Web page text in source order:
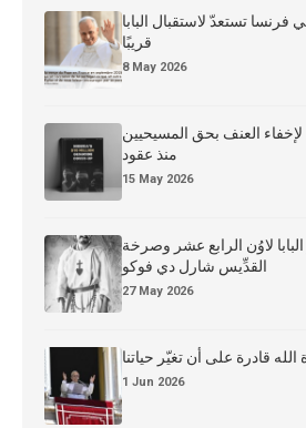
فرنسا تستعدّ لاستقبال البابا
قريبًا
8 May 2026
لإخفاء العنف بحق المسيحيين
منذ عقود
15 May 2026
البابا لاوُن الرابع عشر وصرخة
القدِّيس شارل دي فوكو
27 May 2026
الله قادرة على أن تغيّر حياتنا
1 Jun 2026